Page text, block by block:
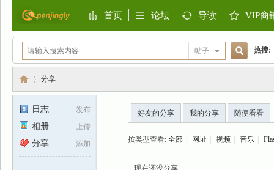
首页 论坛 导读 VIP商
帖子
搜
索
热搜:
盆
分享
发布
日志
上传
相册
添加
分享
好友的分享 我的分享 随便看看
按类型查看: 全部 网址 视频 音乐
现在还没分享